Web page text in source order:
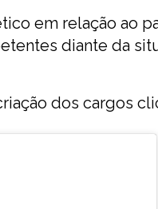
em relação ao
diante da
dos cargos